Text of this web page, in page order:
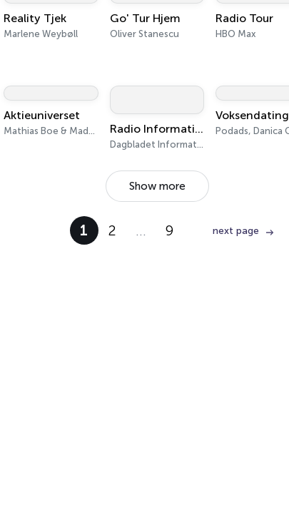
Reality Tjek
Marlene Weybøll
Go' Tur Hjem
Oliver Stanescu
Radio Tour
HBO Max
Aktieuniverset
Mathias Boe & Mads Christiansen Radio Information
Dagbladet Information
Voksendating
Show more
1 2 … 9 next page